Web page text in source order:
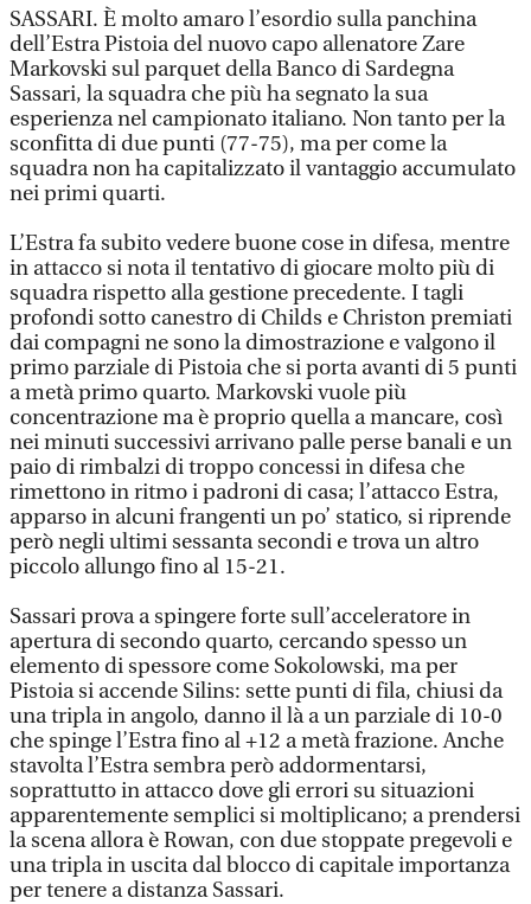
SASSARI. È molto amaro l’esordio sulla panchina
dell’Estra Pistoia del nuovo capo allenatore Zare
Markovski sul parquet della Banco di Sardegna
Sassari, la squadra che più ha segnato la sua
esperienza nel campionato italiano. Non tanto per la
sconfitta di due punti (77-75), ma per come la
squadra non ha capitalizzato il vantaggio accumulato
nei primi quarti.
L’Estra fa subito vedere buone cose in difesa, mentre
in attacco si nota il tentativo di giocare molto più di
squadra rispetto alla gestione precedente. I tagli
profondi sotto canestro di Childs e Christon premiati
dai compagni ne sono la dimostrazione e valgono il
primo parziale di Pistoia che si porta avanti di 5 punti
a metà primo quarto. Markovski vuole più
concentrazione ma è proprio quella a mancare, così
nei minuti successivi arrivano palle perse banali e un
paio di rimbalzi di troppo concessi in difesa che
rimettono in ritmo i padroni di casa; l’attacco Estra,
apparso in alcuni frangenti un po’ statico, si riprende
però negli ultimi sessanta secondi e trova un altro
piccolo allungo fino al 15-21.
Sassari prova a spingere forte sull’acceleratore in
apertura di secondo quarto, cercando spesso un
elemento di spessore come Sokolowski, ma per
Pistoia si accende Silins: sette punti di fila, chiusi da
una tripla in angolo, danno il là a un parziale di 10-0
che spinge l’Estra fino al +12 a metà frazione. Anche
stavolta l’Estra sembra però addormentarsi,
soprattutto in attacco dove gli errori su situazioni
apparentemente semplici si moltiplicano; a prendersi
la scena allora è Rowan, con due stoppate pregevoli e
una tripla in uscita dal blocco di capitale importanza
per tenere a distanza Sassari.